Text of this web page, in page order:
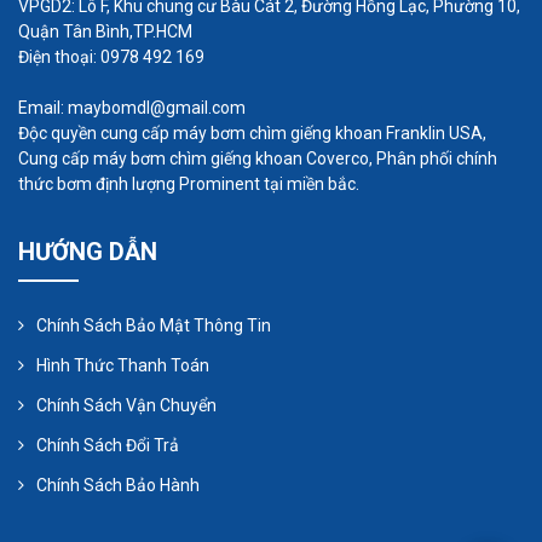
hóa chất tự mồi
các nhu cầu đặc biệt của con người, khi cần bơm
các loại hóa chất đặc biệt hoặc trong những điều
kiện đặc biệt.
VPGD2: Lô F, Khu chung cư Bàu Cát 2, Đường Hồng Lạc, Phường 10,
Quận Tân Bình,TP.HCM
Điện thoại: 0978 492 169
Email: maybomdl@gmail.com
Độc quyền cung cấp máy bơm chìm giếng khoan Franklin USA,
Cung cấp máy bơm chìm giếng khoan Coverco, Phân phối chính
thức bơm định lượng Prominent tại miền bắc.
HƯỚNG DẪN
Chính Sách Bảo Mật Thông Tin
Hình Thức Thanh Toán
Chính Sách Vận Chuyển
Chính Sách Đổi Trả
Chính Sách Bảo Hành